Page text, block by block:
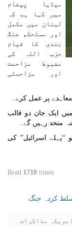
میڈیا پیغام
میں کہا ہے کہ
لبنان میں مکمل
اور مستحکم جنگ
بندی کا قیام
حزب اللہ کی
مضبوط مزاحمت
اور مزاحمتی
پر عمل کرے۔
ایک جان دو قالب
متحد رہیں گے۔
“پہلے اسرائیل” کی
Read 1710 times
کردہ جنگ
امریکہ مذاکرات